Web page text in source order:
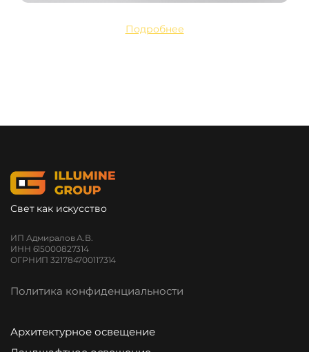
Подробнее
Свет как искусство
ИП Адмиралов А.В.
ИНН 615000827314
ОГРНИП 321784700117314
Политика конфиденциальности
Архитектурное освещение